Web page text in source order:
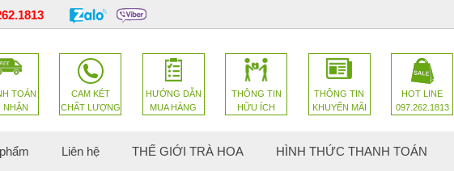
TOÁN
NHẬN
CAM KÉT
CHẤT LƯỢNG
HƯỚNG DẪN
MUA HÀNG
THÔNG TIN
HỮU ÍCH
THÔNG TIN
KHUYẾN MÃI
HOT LINE
097.262.1813
Liên hệ THẾ GIỚI TRÀ HOA HÌNH THỨC THANH TOÁN